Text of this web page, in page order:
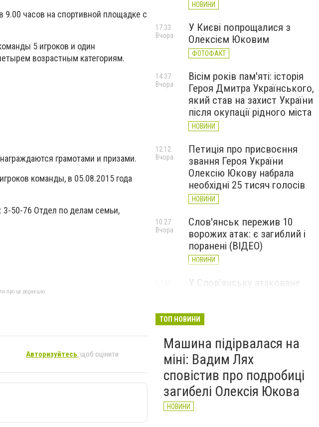
часов на спортивной площадке с
5 игроков и один
возрастным категориям.
грамотами и призами.
команды, в 05.08.2015 года
3-50-76 Отдел по делам семьи,
про це редакцію
Авторизуйтесь, щоб оцінити
НОВИНИ
У Києві попрощалися з
Олексієм Юковим
ФОТОФАКТ
17:33
Вчора
Вісім років пам'яті: історія
Героя Дмитра Українського,
який став на захист України
після окупації рідного міста
НОВИНИ
14:37
Вчора
Петиція про присвоєння
звання Героя України
Олексію Юкову набрала
необхідні 25 тисяч голосів
НОВИНИ
12:12
Вчора
Слов'янськ пережив 10
ворожих атак: є загиблий і
поранені (ВІДЕО)
НОВИНИ
10:27
Вчора
У Слов’янську атаковане
НОВИНИ
ТОП НОВИНИ
Машина підірвалася на
міні: Вадим Лях
сповістив про подробиці
загибелі Олексія Юкова
НОВИНИ